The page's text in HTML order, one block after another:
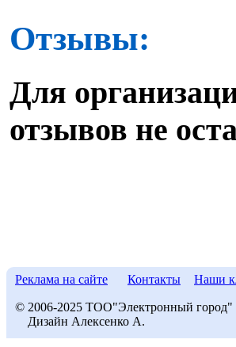
Отзывы:
Для
отзывов не
Реклама на сайте Контакты Наши
© 2006-2025 ТОО"Электронный город"
Дизайн Алексенко А.